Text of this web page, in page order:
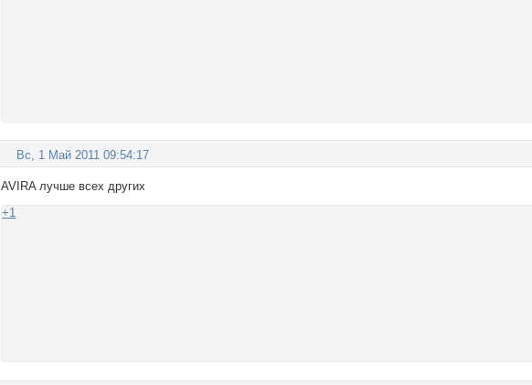
Вс, 1 Май 2011 09:54:17
AVIRA лучше всех других
+1